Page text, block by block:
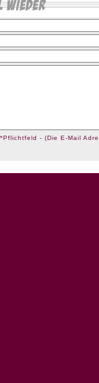
*Pflichtfeld - (Die E-Mail